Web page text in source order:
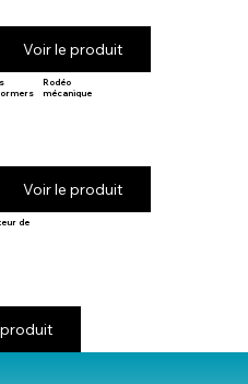
Voir le produit
Rodéo
mécanique
Voir le produit
de